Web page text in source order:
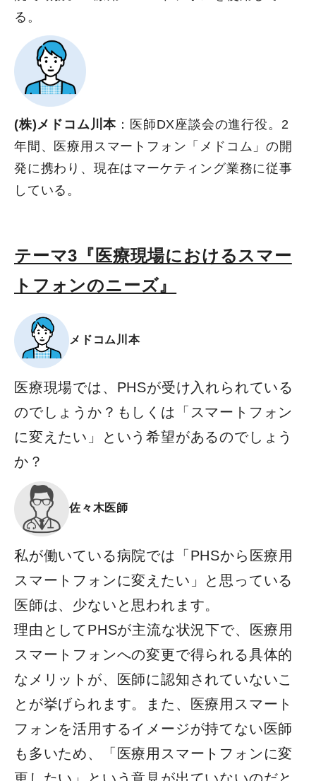
る。
(株)メドコム川本 ：医師DX座談会の進行役。2
年間、医療用スマートフォン「メドコム」の開
発に携わり、現在はマーケティング業務に従事
している。
テーマ3『医療現場におけるスマー
トフォンのニーズ』
メドコム川本
医療現場では、PHSが受け入れられている
のでしょうか？​もしくは「スマートフォン
に変えたい」という希望があるのでしょう
か？
佐々木医師
私が働いている病院では「PHSから医療用
スマートフォンに変えたい」と思っている
医師は、少ないと思われます。
理由としてPHSが主流な状況下で、医療用
スマートフォンへの変更で得られる具体的
なメリットが、医師に認知されていないこ
とが挙げられます。また、医療用スマート
フォンを活用するイメージが持てない医師
も多いため、「医療用スマートフォンに変